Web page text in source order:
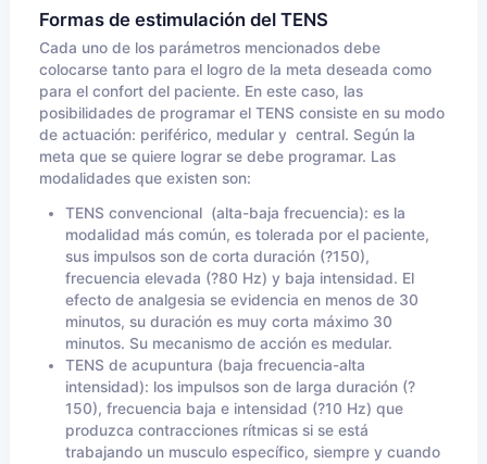
Formas de estimulación del TENS
Cada uno de los parámetros mencionados debe
colocarse tanto para el logro de la meta deseada como
para el confort del paciente. En este caso, las
posibilidades de programar el TENS consiste en su modo
de actuación: periférico, medular y central. Según la
meta que se quiere lograr se debe programar. Las
modalidades que existen son:
TENS convencional (alta-baja frecuencia): es la
modalidad más común, es tolerada por el paciente,
sus impulsos son de corta duración (?150),
frecuencia elevada (?80 Hz) y baja intensidad. El
efecto de analgesia se evidencia en menos de 30
minutos, su duración es muy corta máximo 30
minutos. Su mecanismo de acción es medular.
TENS de acupuntura (baja frecuencia-alta
intensidad): los impulsos son de larga duración (?
150), frecuencia baja e intensidad (?10 Hz) que
produzca contracciones rítmicas si se está
trabajando un musculo específico, siempre y cuando